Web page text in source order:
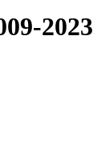
2023